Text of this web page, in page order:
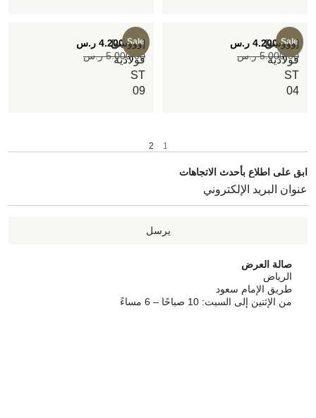
Sale
طاولات
فولاذية
[وووسو]
5.000,00 ر.س
4.200,00 ر.س Sale
طاولات
فولاذية
[وووسو]
5.000,00 ر.س
4.200,00 ر.س
2
على اطلاع بأحدث الاتجاهات
يرسل
صالة العرض
الرياض
طريق الإمام سعود
من الإثنين إلى السبت: 10 صباحًا – 6 مساءً